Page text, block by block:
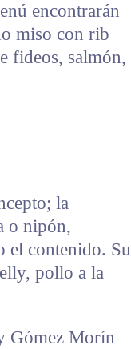
encontrarán
miso con rib
fideos, salmón,
la
o nipón,
el contenido. Su
pollo a la
Gómez Morín